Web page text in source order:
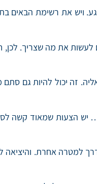
לעשות את מה שצריך.
הצעות שמאוד קשה
למטרה אחרת.